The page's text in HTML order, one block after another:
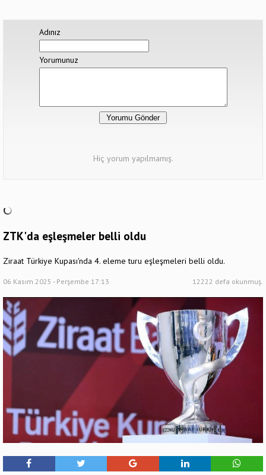
Adınız
Yorumunuz
Hiç yorum yapılmamış.
ZTK'da eşleşmeler belli oldu
Ziraat Türkiye Kupası'nda 4. eleme turu eşleşmeleri belli oldu.
06 Kasım 2025 - Perşembe 17:13 12222 defa okunmuş.